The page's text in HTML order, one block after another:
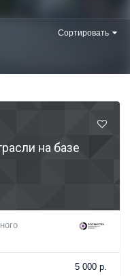
Сортировать
на базе
5 000 р.